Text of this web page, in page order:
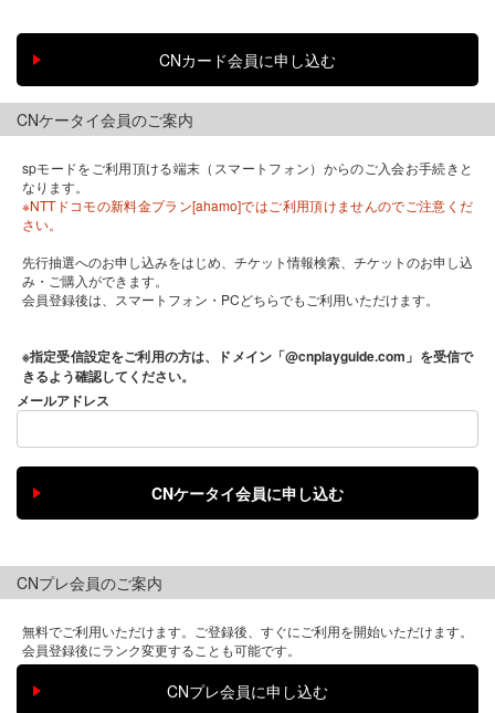
CNケータイ会員のご案内
spモードをご利用頂ける端末（スマートフォン）からのご入会お手続きと
なります。
※NTTドコモの新料金プラン[ahamo]ではご利用頂けませんのでご注意くだ
さい。
先行抽選へのお申し込みをはじめ、チケット情報検索、チケットのお申し込
み・ご購入ができます。
会員登録後は、スマートフォン・PCどちらでもご利用いただけます。
※指定受信設定をご利用の方は、ドメイン「@cnplayguide.com」を受信で
きるよう確認してください。
メールアドレス
CNプレ会員のご案内
無料でご利用いただけます。ご登録後、すぐにご利用を開始いただけます。
会員登録後にランク変更することも可能です。